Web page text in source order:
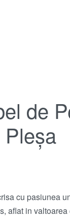
de
cu pasiunea
aflat in